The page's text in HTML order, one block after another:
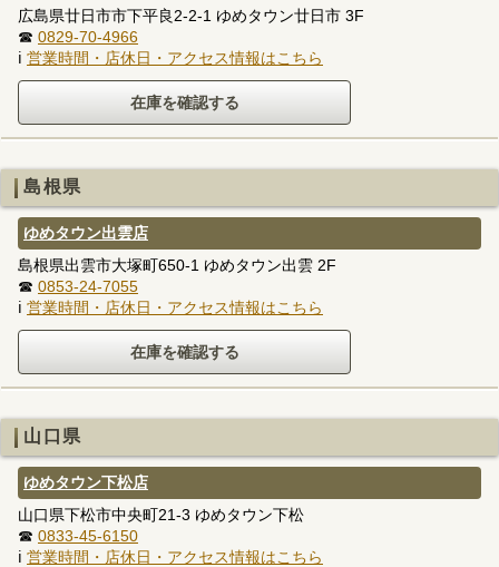
広島県廿日市市下平良2-2-1 ゆめタウン廿日市 3F
☎ 0829-70-4966
ℹ 営業時間・店休日・アクセス情報はこちら
島根県
ゆめタウン出雲店
島根県出雲市大塚町650-1 ゆめタウン出雲 2F
☎ 0853-24-7055
ℹ 営業時間・店休日・アクセス情報はこちら
山口県
ゆめタウン下松店
山口県下松市中央町21-3 ゆめタウン下松
☎ 0833-45-6150
ℹ 営業時間・店休日・アクセス情報はこちら